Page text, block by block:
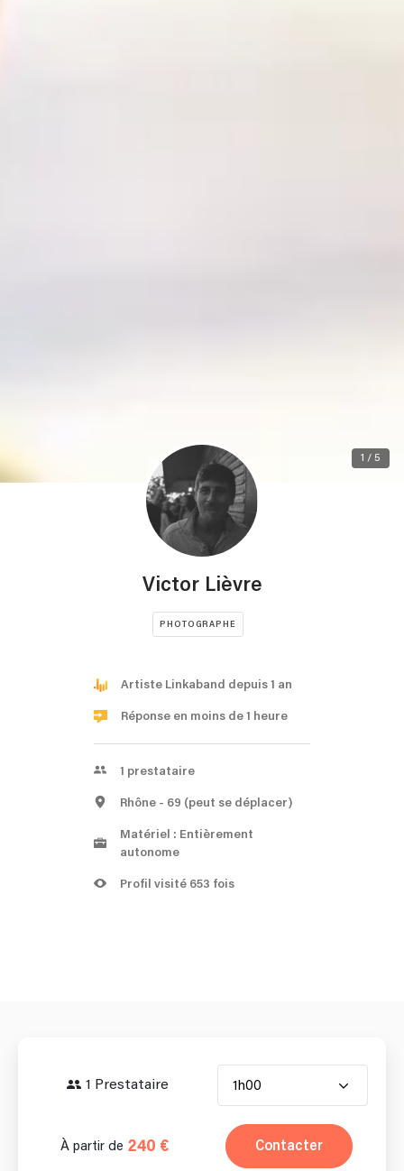
1 / 5
Victor Lièvre
PHOTOGRAPHE
Artiste Linkaband depuis 1 an
Réponse en moins de 1 heure
1 prestataire
Rhône - 69 (peut se déplacer)
Matériel : Entièrement
autonome
Profil visité 653 fois
1 Prestataire 1h00
À partir de 240 € Contacter